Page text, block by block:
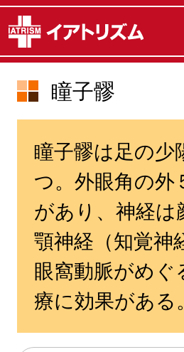
瞳子髎
瞳子髎は足の少
つ。外眼角の外
があり、神経は
顎神経（知覚神
眼窩動脈がめぐ
療に効果がある。